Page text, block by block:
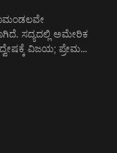
ಸದ್ಯದಲ್ಲಿ ಅಮೇರಿಕ
ವಿಜಯ; ಪ್ರೇಮ…